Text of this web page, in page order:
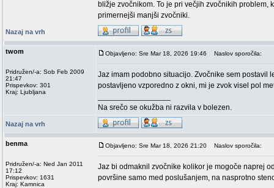
bližje zvočnikom. To je pri večjih zvočnikih
primernejši manjši zvočniki.
Nazaj na vrh
twom
Pridružen/-a: Sob Feb 2009
21:47
Prispevkov: 301
Kraj: Ljubljana
Objavljeno: Sre Mar 18, 2026 19:46 Naslov sporočila:
Jaz imam podobno situacijo. Zvočnike sem postavil
postavljeno vzporedno z okni, mi je zvok visel pol
Na srečo se okužba ni razvila v bolezen.
Nazaj na vrh
benma
Pridružen/-a: Ned Jan 2011
17:12
Prispevkov: 1631
Kraj: Kamnica
Objavljeno: Sre Mar 18, 2026 21:20 Naslov sporočila:
Jaz bi odmaknil zvočnike kolikor je mogoče naprej
površine samo med poslušanjem, na nasprotno